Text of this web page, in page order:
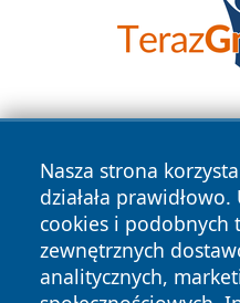
Nasza strona
działała
cookies i podobnych
zewnętrznych
analitycznych,
Copyright © 2026
zastrzeżone.